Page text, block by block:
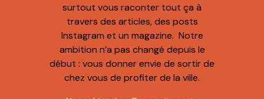
surtout vous raconter tout ça à
travers des articles, des posts
Instagram et un magazine. Notre
ambition n’a pas changé depuis le
début : vous donner envie de sortir de
chez vous de profiter de la ville.